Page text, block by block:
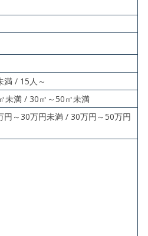
満 / 15人～
未満 / 30㎡～50㎡未満
～30万円未満 / 30万円～50万円